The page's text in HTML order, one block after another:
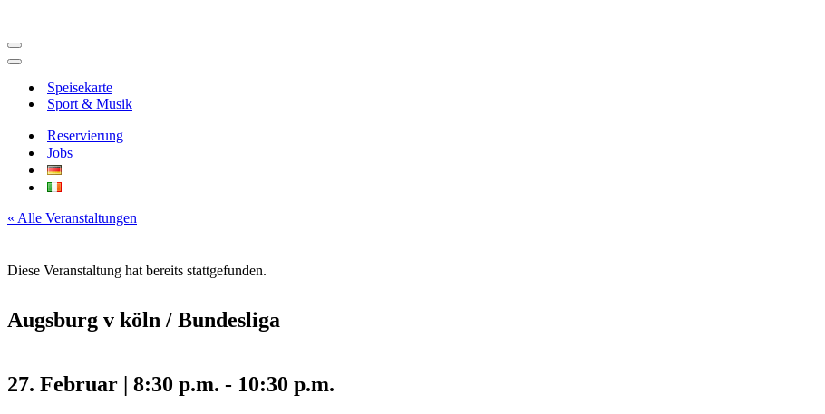
Navigationsmenü
Navigationsmenü
Speisekarte
Sport & Musik
Reservierung
Jobs
« Alle Veranstaltungen
Diese Veranstaltung hat bereits stattgefunden.
Augsburg v köln / Bundesliga
27. Februar | 8:30 p.m. - 10:30 p.m.